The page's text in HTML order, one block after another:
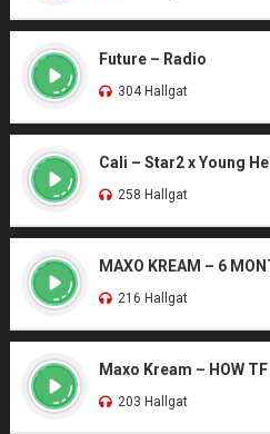
Future – Radio
304 Hallgat
Cali – Star2 x Young
258 Hallgat
MAXO KREAM – 6
216 Hallgat
Maxo Kream – HOW TF
203 Hallgat